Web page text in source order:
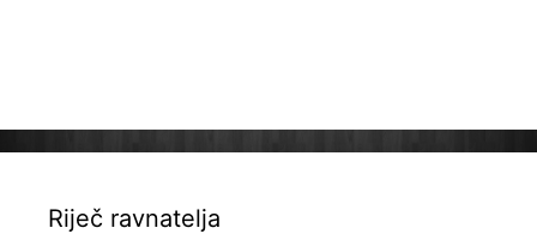
Riječ ravnatelja